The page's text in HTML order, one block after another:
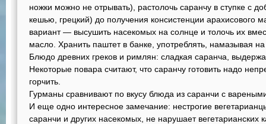
ножки можно не отрывать), растолочь саранчу в ступке с
кешью, грецкий) до получения консистенции арахисового
вариант — высушить насекомых на солнце и толочь их
масло. Хранить паштет в банке, употреблять, намазывая
Блюдо древних греков и римлян: сладкая саранча,
Некоторые повара считают, что саранчу готовить надо
горчить.
Гурманы сравнивают по вкусу блюда из саранчи с
И еще одно интересное замечание: нестрогие
саранчи и других насекомых, не нарушает вегетарианских